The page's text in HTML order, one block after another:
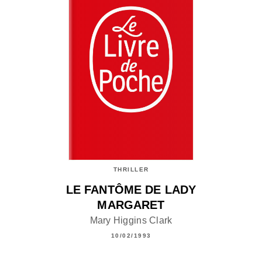
THRILLER
LE FANTÔME DE LADY
MARGARET
Mary Higgins Clark
10/02/1993